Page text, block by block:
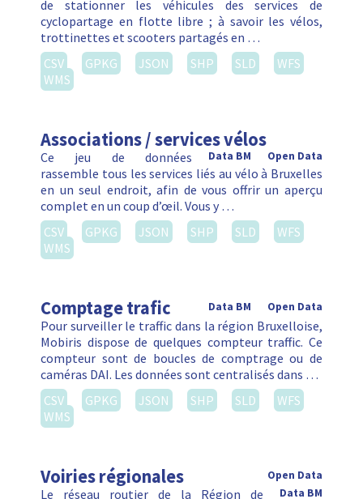
de stationner les véhicules des services de
cyclopartage en flotte libre ; à savoir les vélos,
trottinettes et scooters partagés en …
CSV
GPKG JSON SHP SLD
WFS
WMS
Associations / services vélos
Open Data
Data BM
Ce jeu de données
rassemble tous les services liés au vélo à Bruxelles
en un seul endroit, afin de vous offrir un aperçu
complet en un coup d’œil. Vous y …
CSV
GPKG JSON SHP SLD
WFS
WMS
Comptage trafic Open Data
Data BM
Pour surveiller le traffic dans la région Bruxelloise,
Mobiris dispose de quelques compteur traffic. Ce
compteur sont de boucles de comptrage ou de
caméras DAI. Les données sont centralisés dans …
CSV
GPKG JSON SHP SLD
WFS
WMS
Voiries régionales
Open Data
Data BM
Le réseau routier de la Région de